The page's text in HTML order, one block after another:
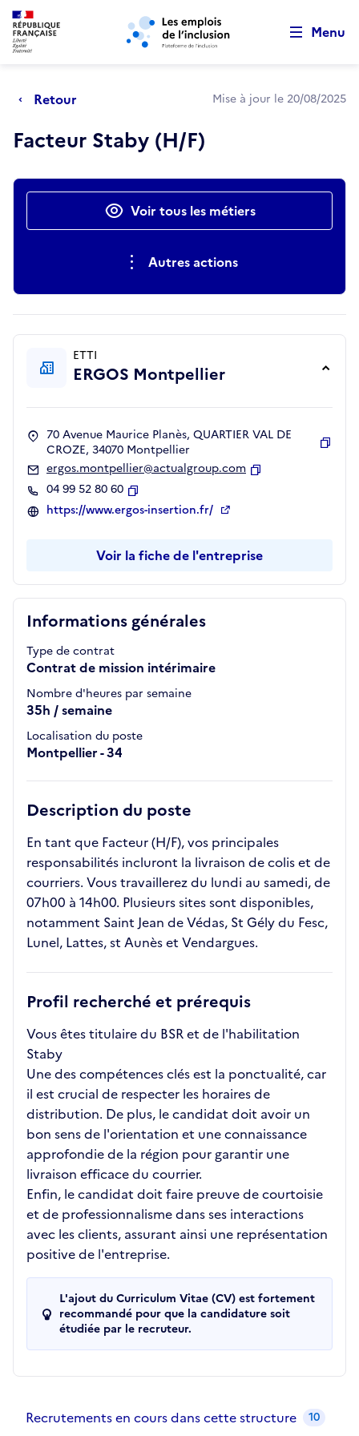
Aller au menu principal Aller au contenu principal
Menu
Retour Mise à jour le 20/08/2025
Facteur Staby (H/F)
Actions rapidesVoir tous les métiers
Autres actions
Informations générales
Type de contrat
Contrat de mission intérimaire
Nombre d'heures par semaine
35h / semaine
Localisation du poste
Montpellier - 34
Description du poste
En tant que Facteur (H/F), vos principales
responsabilités incluront la livraison de colis et de
courriers. Vous travaillerez du lundi au samedi, de
07h00 à 14h00. Plusieurs sites sont disponibles,
notamment Saint Jean de Védas, St Gély du Fesc,
Lunel, Lattes, st Aunès et Vendargues.
Profil recherché et prérequis
Vous êtes titulaire du BSR et de l'habilitation
Staby
Une des compétences clés est la ponctualité, car
il est crucial de respecter les horaires de
distribution. De plus, le candidat doit avoir un
bon sens de l'orientation et une connaissance
approfondie de la région pour garantir une
livraison efficace du courrier.
Enfin, le candidat doit faire preuve de courtoisie
et de professionnalisme dans ses interactions
avec les clients, assurant ainsi une représentation
positive de l'entreprise.
L'ajout du Curriculum Vitae (CV) est fortement
recommandé pour que la candidature soit
étudiée par le recruteur.
ETTI
ERGOS Montpellier
70 Avenue Maurice Planès, QUARTIER VAL DE
CROZE, 34070 Montpellier
ergos.montpellier@actualgroup.com
04 99 52 80 60
Copier
https://www.ergos-insertion.fr/
Voir la fiche de l'entreprise
Recrutements en cours dans cette structure 10
Retour au début de la page
Panneau de gestion des cookies